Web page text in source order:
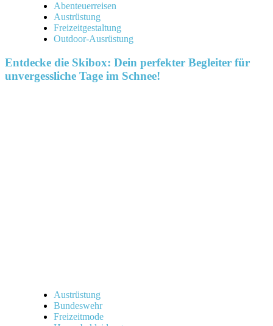
Abenteuerreisen
Austrüstung
Freizeitgestaltung
Outdoor-Ausrüstung
Entdecke die Skibox: Dein perfekter Begleiter für
unvergessliche Tage im Schnee!
Austrüstung
Bundeswehr
Freizeitmode